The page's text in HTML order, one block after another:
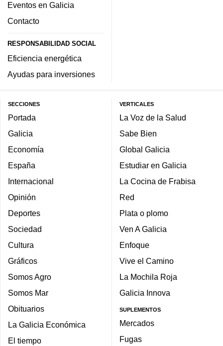
Eventos en Galicia
Contacto
RESPONSABILIDAD SOCIAL
Eficiencia energética
Ayudas para inversiones
SECCIONES
Portada
Galicia
Economía
España
Internacional
Opinión
Deportes
Sociedad
Cultura
Gráficos
Somos Agro
Somos Mar
Obituarios
La Galicia Económica
El tiempo
VERTICALES
La Voz de la Salud
Sabe Bien
Global Galicia
Estudiar en Galicia
La Cocina de Frabisa
Red
Plata o plomo
Ven A Galicia
Enfoque
Vive el Camino
La Mochila Roja
Galicia Innova
SUPLEMENTOS
Mercados
Fugas